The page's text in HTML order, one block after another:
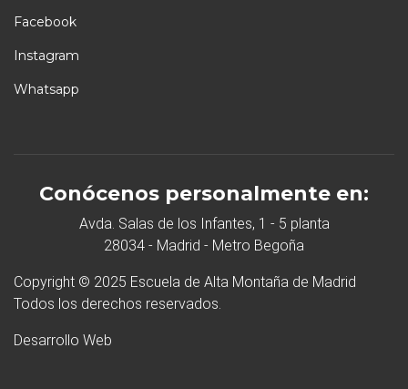
Facebook
Instagram
Whatsapp
Conócenos personalmente en:
Avda. Salas de los Infantes, 1 - 5 planta
28034 - Madrid - Metro Begoña
Copyright © 2025 Escuela de Alta Montaña de Madrid
Todos los derechos reservados.
Desarrollo Web